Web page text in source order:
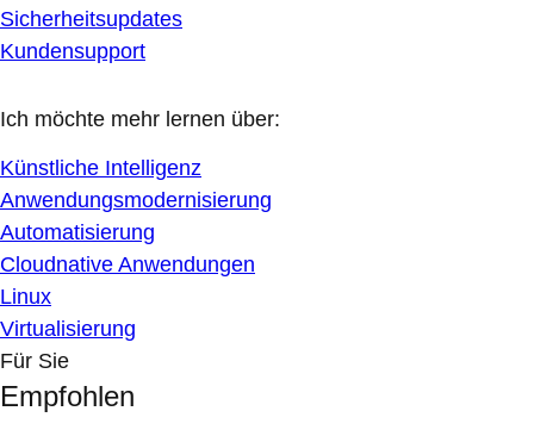
Sicherheitsupdates
Kundensupport
Ich möchte mehr lernen über:
Künstliche Intelligenz
Anwendungsmodernisierung
Automatisierung
Cloudnative Anwendungen
Linux
Virtualisierung
Für Sie
Empfohlen